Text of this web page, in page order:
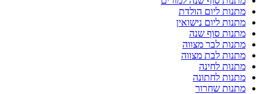
מתנות ליום הולדת
מתנות ליום נישואין
מתנות סוף שנה
מתנות לבר מצווה
מתנות לבת מצווה
מתנות לחינה
מתנות לחתונה
מתנות שחרור